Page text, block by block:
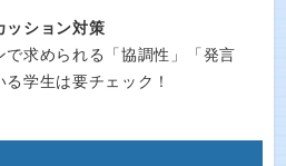
ション対策
で求められる「協調性」「発言
学生は要チェック！